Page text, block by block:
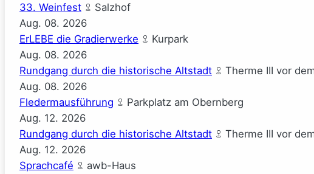
33. Weinfest
Salzhof
Aug. 08. 2026
ErLEBE die Gradierwerke
Kurpark
Aug. 08. 2026
Rundgang durch die historische Altstadt
Therme III vor
Aug. 08. 2026
Fledermausführung
Parkplatz am Obernberg
Aug. 12. 2026
Rundgang durch die historische Altstadt
Therme III vor
Aug. 12. 2026
Sprachcafé
awb-Haus